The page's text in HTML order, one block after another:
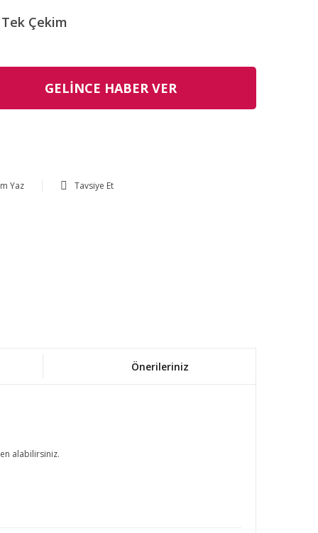
Tek Çekim
GELİNCE HABER VER
Yaz Tavsiye Et
Önerileriniz
alabilirsiniz.